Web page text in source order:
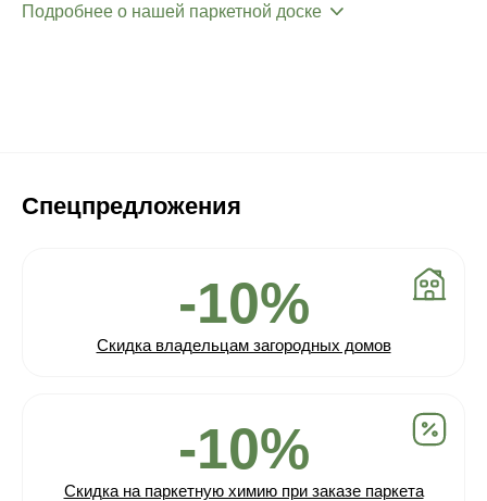
Подробнее о нашей паркетной доске
Спецпредложения
-10%
Скидка владельцам загородных домов
-10%
Скидка на паркетную химию при заказе паркета